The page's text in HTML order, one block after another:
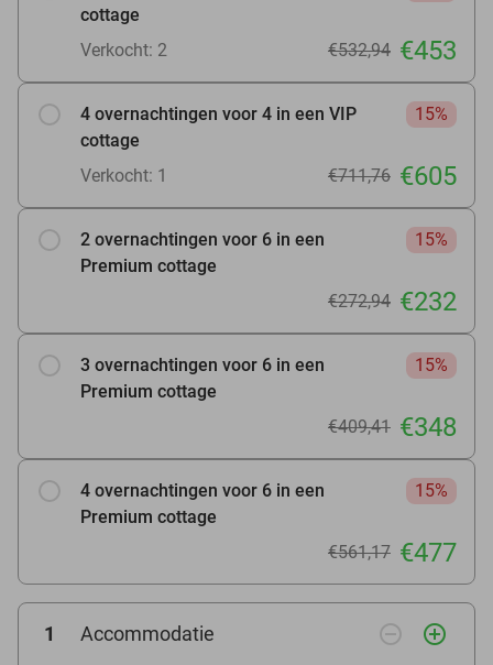
cottage
Verkocht: 2 €532,94 €453
4 overnachtingen voor 4 in een VIP
cottage
15%
Verkocht: 1 €711,76 €605
2 overnachtingen voor 6 in een
Premium cottage
15%
€272,94 €232
3 overnachtingen voor 6 in een
Premium cottage
15%
€409,41 €348
4 overnachtingen voor 6 in een
Premium cottage
15%
€561,17 €477
1 Accommodatie remove_circle_outline add_circle_outline